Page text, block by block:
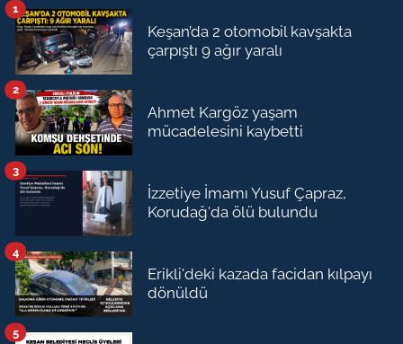
Keşan’da 2 otomobil kavşakta
çarpıştı 9 ağır yaralı
1
Ahmet Kargöz yaşam
mücadelesini kaybetti
2
İzzetiye İmamı Yusuf Çapraz,
Korudağ'da ölü bulundu
3
Erikli'deki kazada facidan kılpayı
dönüldü
4
5